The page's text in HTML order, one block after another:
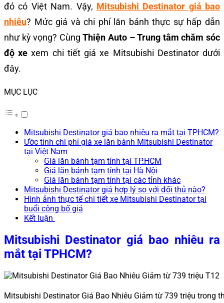
đó có Việt Nam. Vậy, Mitsubishi Destinator giá bao
nhiêu? Mức giá và chi phí lăn bánh thực sự hấp dẫn
như kỳ vọng? CùngThiện Auto – Trung tâm chăm sóc
độ xe xem chi tiết giá xe Mitsubishi Destinator dưới
đây.
MỤC LỤC
Mitsubishi Destinator giá bao nhiêu ra mắt tại TPHCM?
Ước tính chi phí giá xe lăn bánh Mitsubishi Destinator
tại Việt Nam
Giá lăn bánh tạm tính tại TP.HCM
Giá lăn bánh tạm tính tại Hà Nội
Giá lăn bánh tạm tính tại các tỉnh khác
Mitsubishi Destinator giá hợp lý so với đối thủ nào?
Hình ảnh thực tế chi tiết xe Mitsubishi Destinator tại
buổi công bố giá
Kết luận
Mitsubishi Destinator giá bao nhiêu ra
mắt tại TPHCM?
Mitsubishi Destinator Giá Bao Nhiêu Giảm từ 739 triệu trong